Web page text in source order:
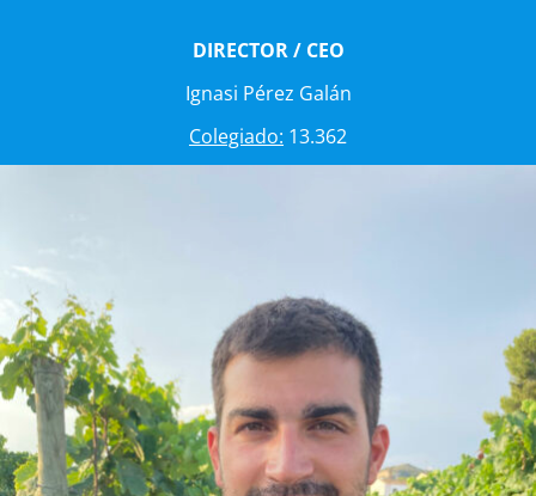
DIRECTOR / CEO
Ignasi Pérez Galán
Colegiado: 13.362